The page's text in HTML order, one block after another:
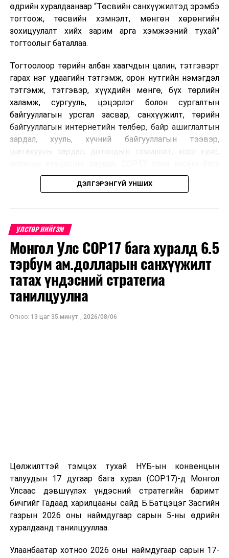
өдрийн хуралдаанаар “Төсвийн санхүүжилтэд эрэмбэ
тогтоож, төсвийн хэмнэлт, мөнгөн хөрөнгийн
зохицуулалт хийх зарим арга хэмжээний тухай”
тогтоолыг баталлаа.
Тогтоолоор төрийн албан хаагчдын цалин, тэтгэвэрт
гарах нэг удаагийн тэтгэмж, орон нутгийн нэмэгдэл
тэтгэмж, тэтгэвэр, хүүхдийн мөнгө, бүх төрлийн
халамж, сургууль, цэцэрлэг болон сургалтын
байгууллагын урсгал засвар, санхүүжилт, төрийн
байгууллагын интернетийн төлбөр, байр ашиглалтын
зардал, хууль, хүчний байгууллагын тээвэр,
хурлын зардал, Засгийн газрын өр, орон нутгийн нөөц
хөрөнгийн санхүүжилтийг хэвийн үргэлжлүүлэхээр
Харин дараах зардлыг хязгаарлахаар болсон байна.
Үүнд:
Олон улсын болон Засгийн газрын
шийдвэртэйгээс бусад хурал, зөвлөгөөн, ой,
тэмдэглэлт өдөр, найр наадам, соёлын арга
хэмжээ;
Урьдчилан төлөвлөсөн төрийн өндөр албан
Санхүүгийн хэмнэлтийн горимыг 2026 оны
арванхоёрдугаар сарын 31 хүртэл мөрдөнө. Харин
эрүүл мэндийн салбар уг хэмнэлтийн горимд
хамрагдахгүй бөгөөд цэцэрлэг, сургуулийн хүүхдийн
эрт илрүүлэг, вакцинжуулалт, томуу, томуу төст
өвчний эсрэг арга хэмжээ зэрэг зайлшгүй
үргэлжилнэ гэж Ерөнхий сайд Н.Учрал онцоллоо.
ДЭЛГЭРЭНГҮЙ УНШИХ
УЛСТӨР НИЙГЭМ
Монгол Улс COP17 бага хуралд 6.5
тэрбум ам.долларын санхүүжилт
татах үндэсний стратегиа
танилцуулна
Огноо: 13 цаг 35 минут , 2026/08/06
Цөлжилттэй тэмцэх тухай НҮБ-ын конвенцын
талуудын 17 дугаар бага хурал (COP17)-д Монгол
Улсаас дэвшүүлэх үндэсний стратегийн баримт
бичгийг Гадаад харилцааны сайд Б.Батцэцэг Засгийн
газрын 2026 оны наймдугаар сарын 5-ны өдрийн
хуралдаанд танилцууллаа.
Улаанбаатар хотноо 2026 оны наймдугаар сарын 17-